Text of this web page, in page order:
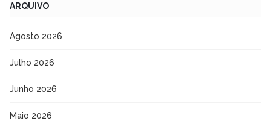
ARQUIVO
Agosto 2026
Julho 2026
Junho 2026
Maio 2026